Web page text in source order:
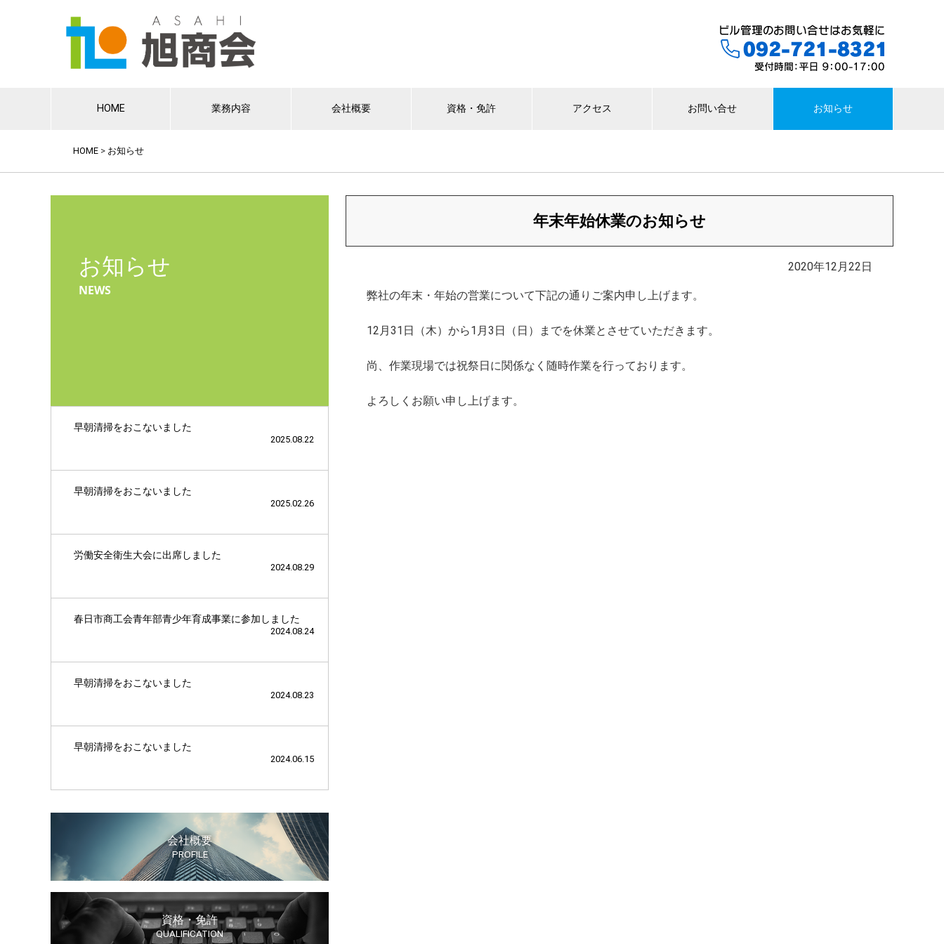
HOME 業務内容 会社概要 資格・免許 アクセス お問い合せ お知らせ
HOME > お知らせ
年末年始休業のお知らせ
2020年12月22日
弊社の年末・年始の営業について下記の通りご案内申し上げます。
12月31日（木）から1月3日（日）までを休業とさせていただきます。
尚、作業現場では祝祭日に関係なく随時作業を行っております。
よろしくお願い申し上げます。
お知らせ
NEWS
早朝清掃をおこないました
2025.08.22
早朝清掃をおこないました
2025.02.26
労働安全衛生大会に出席しました
2024.08.29
春日市商工会青年部青少年育成事業に参加しました
2024.08.24
早朝清掃をおこないました
2024.08.23
早朝清掃をおこないました
2024.06.15
会社概要
PROFILE
資格・免許
QUALIFICATION